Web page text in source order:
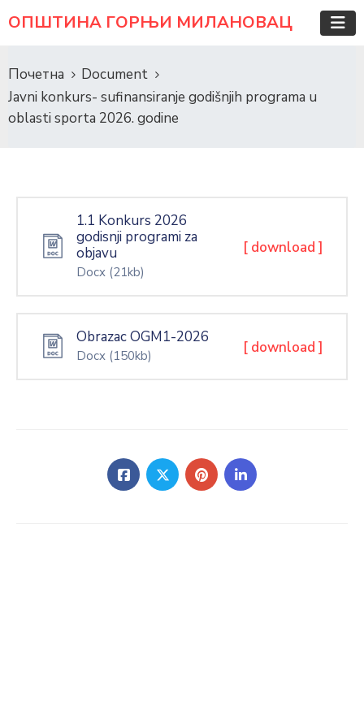
ОПШТИНА ГОРЊИ МИЛАНОВАЦ
Почетна
Document
Javni konkurs- sufinansiranje godišnjih programa u
oblasti sporta 2026. godine
1.1 Konkurs 2026
godisnji programi za
objavu
Docx (21kb)
[ download ]
Obrazac OGM1-2026
Docx (150kb) [ download ]